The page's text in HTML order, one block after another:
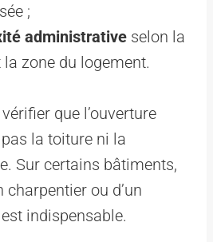
;
administrative selon la
zone du logement.
que l’ouverture
la toiture ni la
Sur certains bâtiments,
charpentier ou d’un
indispensable.